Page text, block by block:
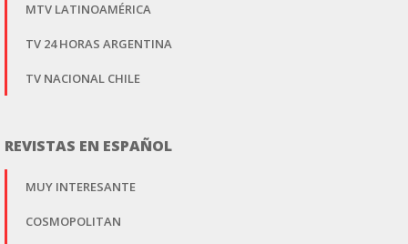
MTV LATINOAMÉRICA
TV 24 HORAS ARGENTINA
TV NACIONAL CHILE
REVISTAS EN ESPAÑOL
MUY INTERESANTE
COSMOPOLITAN